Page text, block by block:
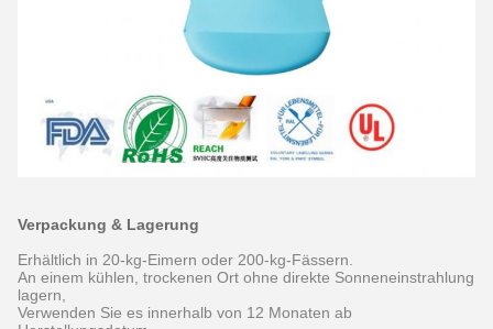
Verpackung & Lagerung
Erhältlich in 20-kg-Eimern oder 200-kg-Fässern.
An einem kühlen, trockenen Ort ohne direkte Sonneneinstrahlung
lagern,
Verwenden Sie es innerhalb von 12 Monaten ab